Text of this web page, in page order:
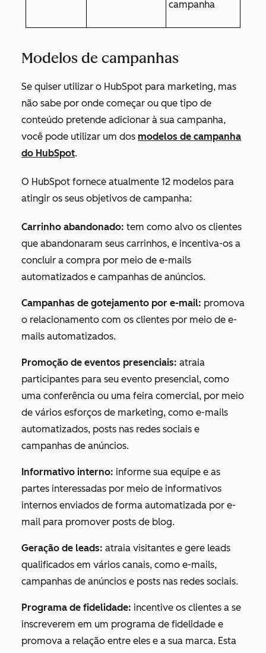
campanha
Modelos de campanhas
Se quiser utilizar o HubSpot para marketing, mas
não sabe por onde começar ou que tipo de
conteúdo pretende adicionar à sua campanha,
você pode utilizar um dos modelos de campanha
do HubSpot.
O HubSpot fornece atualmente 12 modelos para
atingir os seus objetivos de campanha:
Carrinho abandonado: tem como alvo os clientes
que abandonaram seus carrinhos, e incentiva-os a
concluir a compra por meio de e-mails
automatizados e campanhas de anúncios.
Campanhas de gotejamento por e-mail: promova
o relacionamento com os clientes por meio de e-
mails automatizados.
Promoção de eventos presenciais: atraia
participantes para seu evento presencial, como
uma conferência ou uma feira comercial, por meio
de vários esforços de marketing, como e-mails
automatizados, posts nas redes sociais e
campanhas de anúncios.
Informativo interno: informe sua equipe e as
partes interessadas por meio de informativos
internos enviados de forma automatizada por e-
mail para promover posts de blog.
Geração de leads: atraia visitantes e gere leads
qualificados em vários canais, como e-mails,
campanhas de anúncios e posts nas redes sociais.
Programa de fidelidade: incentive os clientes a se
inscreverem em um programa de fidelidade e
promova a relação entre eles e a sua marca. Esta